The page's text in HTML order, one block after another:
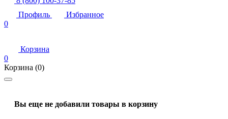
Профиль
Избранное
0
Корзина
0
Корзина (0)
Вы еще не добавили товары в корзину